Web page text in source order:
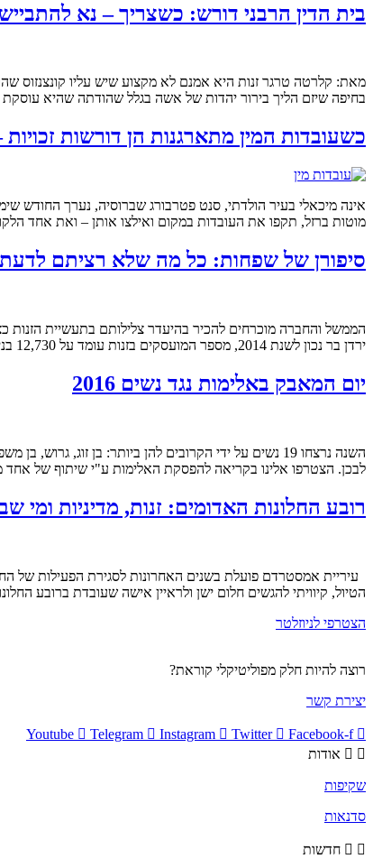
בית הדין הרבני דורש: כשצריך – נא
מאת: קלרטה טרגר זנות היא אמנם לא מקצוע שיש עליו קונצנזוס
בחיפה שיזם הליך בירור יהדות של אשה בגלל שהודתה שהיא
כשעובדות המין מתארגנות הן דורשות
אינה מיכאלי בעיר הולדתי, סנט פטרבורג שברוסיה, נערך החודש
מוטות ברזל, תקפו את העובדות במקום ואילצו אותן – ואת אחד
סיפורן של שפחות: כל מה שלא רציתם
הממשל והחברה מוכרחים להכיר בהיעדר צלילותם בתעשיית
ירדן בר נכון לשנת 2014, מספר המועסקים בזנות עומד על 12,730 בני אדם, 1,260 מתוכם קטינים, ו- 95% מכלל המועסקים הן איך לא, נשים. […]
יום המאבק באלימות נגד נשים 2016
השנה נרצחו 19 נשים על ידי הקרובים להן ביותר: בן
לבכן. הצטרפו אלינו בקריאה להפסקת האלימות ע"י שיתוף של אחד
רובע החלונות האדומים: זנות, מדיניות ומי
עיריית אמסטרדם פועלת בשנים האחרונות לסגירת הפעילות של
הטיול, קיוויתי להגשים חלום ישן ולראיין אישה שעובדת ברובע
הצטרפי לניוזלטר
רוצה להיות חלק מפוליטיקלי קוראת?
יצירת קשר
Youtube Telegram Instagram Twitter
Facebook-f
אודות
שקיפות
סדנאות
חדשות